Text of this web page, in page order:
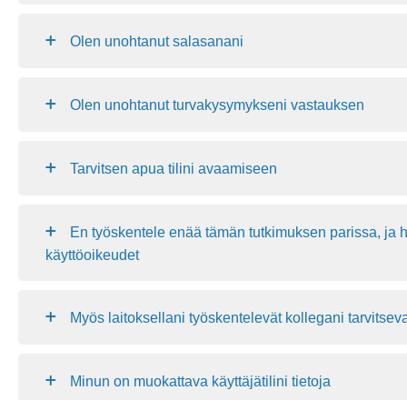
Olen unohtanut salasanani
Olen unohtanut turvakysymykseni vastauksen
Tarvitsen apua tilini avaamiseen
En työskentele enää tämän tutkimuksen parissa,
käyttöoikeudet
Myös laitoksellani työskentelevät kollegani
Minun on muokattava käyttäjätilini tietoja